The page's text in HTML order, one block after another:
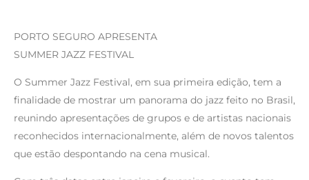
PORTO SEGURO APRESENTA
SUMMER JAZZ FESTIVAL
O Summer Jazz Festival, em sua primeira edição, tem a
finalidade de mostrar um panorama do jazz feito no Brasil,
reunindo apresentações de grupos e de artistas nacionais
reconhecidos internacionalmente, além de novos talentos
que estão despontando na cena musical.